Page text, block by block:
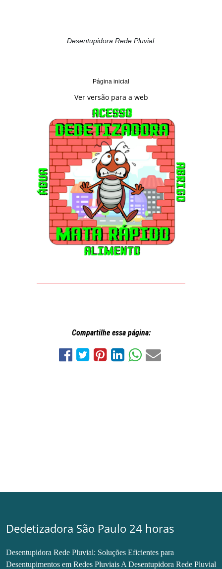
Desentupidora Rede Pluvial
Página inicial
Ver versão para a web
Compartilhe essa página:
Dedetizadora São Paulo 24 horas
Desentupidora Rede Pluvial: Soluções Eficientes para
Desentupimentos em Redes Pluviais A Desentupidora Rede Pluvial